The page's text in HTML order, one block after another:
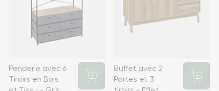
Penderie avec 6
Tiroirs en Bois
Buffet avec 2
Portes et 3